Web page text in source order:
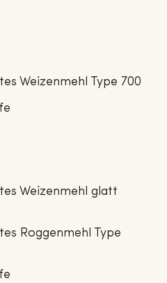
Weizenmehl Type 700
Weizenmehl glatt
Roggenmehl Type